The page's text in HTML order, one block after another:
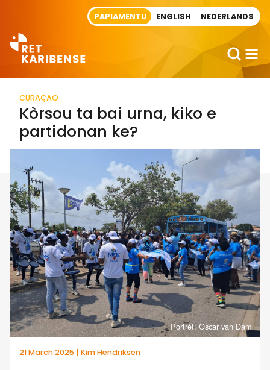
PAPIAMENTU ENGLISH NEDERLANDS
CURAÇAO
Kòrsou ta bai urna, kiko e
partidonan ke?
Portrèt: Oscar van Dam
21 March 2025 | Kim Hendriksen